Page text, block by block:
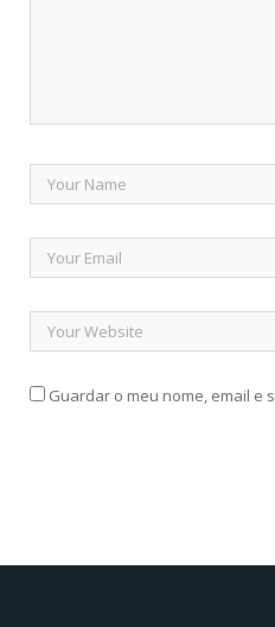
Guardar o meu nome, email e